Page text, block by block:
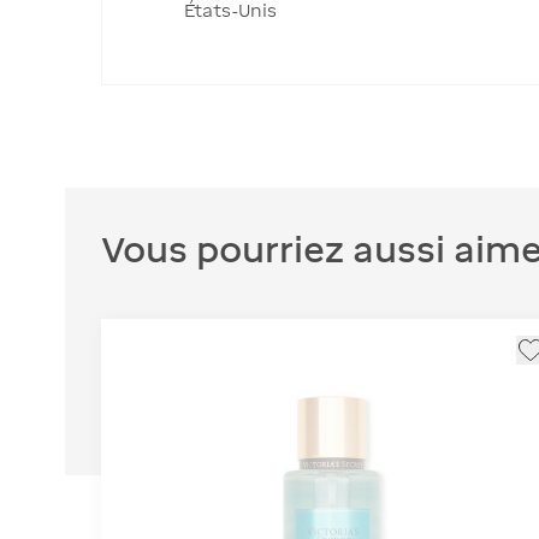
États-Unis
Vous pourriez aussi